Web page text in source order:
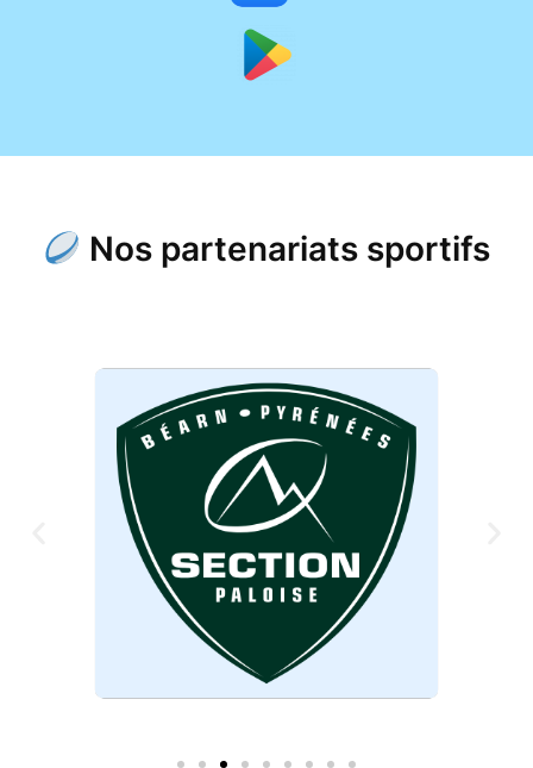
Nos partenariats sportifs